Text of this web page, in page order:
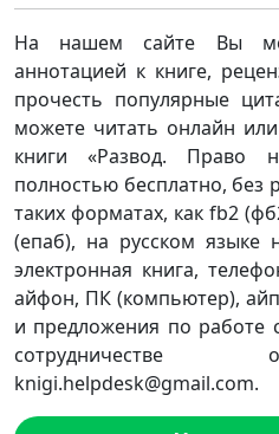
На нашем сайте Вы
аннотацией к книге,
прочесть популярные
можете читать онлайн
книги «Развод. Право
полностью бесплатно, без
таких форматах, как fb2
(епаб), на русском языке
электронная книга,
айфон, ПК (компьютер),
и предложения по работе
сотрудничестве
knigi.helpdesk@gmail.com.